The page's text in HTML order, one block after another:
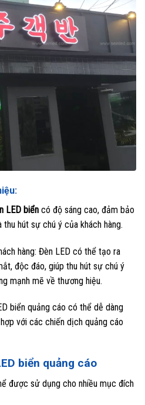
LED biển có độ sáng cao, đảm bảo
hút sự chú ý của khách hàng.
hàng: Đèn LED có thể tạo ra
độc đáo, giúp thu hút sự chú ý
mạnh mẽ về thương hiệu.
biển quảng cáo có thể dễ dàng
với các chiến dịch quảng cáo
biển quảng cáo
được sử dụng cho nhiều mục đích